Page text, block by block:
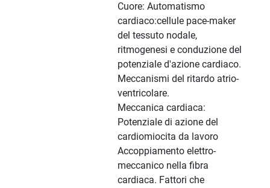
Cuore: Automatismo
cardiaco:cellule pace-maker
del tessuto nodale,
ritmogenesi e conduzione del
potenziale d'azione cardiaco.
Meccanismi del ritardo atrio-
ventricolare.
Meccanica cardiaca:
Potenziale di azione del
cardiomiocita da lavoro
Accoppiamento elettro-
meccanico nella fibra
cardiaca. Fattori che